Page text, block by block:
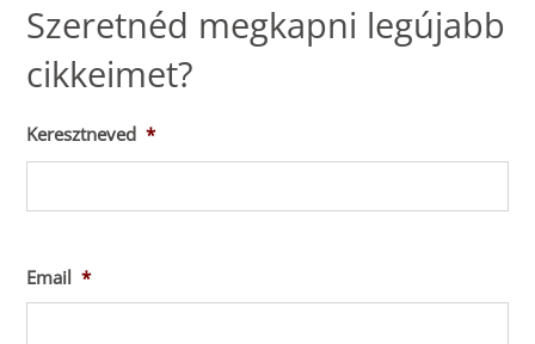
Szeretnéd megkapni legújabb
cikkeimet?
Keresztneved *
Email *